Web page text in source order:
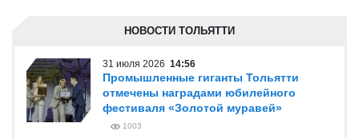
НОВОСТИ ТОЛЬЯТТИ
31 июля 2026 14:56
Промышленные гиганты Тольятти
отмечены наградами юбилейного
фестиваля «Золотой муравей»
1003